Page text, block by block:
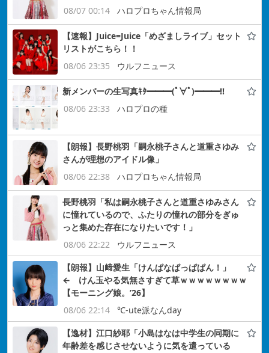
08/07 00:14
ハロプロちゃん情報局
【速報】Juice=Juice「めざましライブ」セット
リストがこちら！！
08/06 23:35
ウルフニュース
新メンバーの生写真ｷﾀ━━━(ﾟ∀ﾟ)━━━!!
08/06 23:33
ハロプロの種
【朗報】長野桃羽「嗣永桃子さんと道重さゆみ
さんが理想のアイドル像」
08/06 22:38
ハロプロちゃん情報局
長野桃羽「私は嗣永桃子さんと道重さゆみさん
に憧れているので、ふたりの憧れの部分をぎゅ
っと集めた存在になりたいです！」
08/06 22:22
ウルフニュース
【朗報】山﨑愛生「けんぱなぱっぱぱん！」
← けん玉やる気無さすぎて草ｗｗｗｗｗｗｗｗ
【モーニング娘。’26】
08/06 22:14
℃-ute派なんday
【逸材】江口紗耶「小島はなは中学生の同期に
年齢差を感じさせないように気を遣っている